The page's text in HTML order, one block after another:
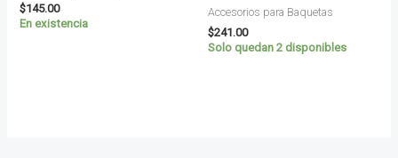
$145.00
En existencia
Accesorios para Baquetas
$241.00
Solo quedan 2 disponibles